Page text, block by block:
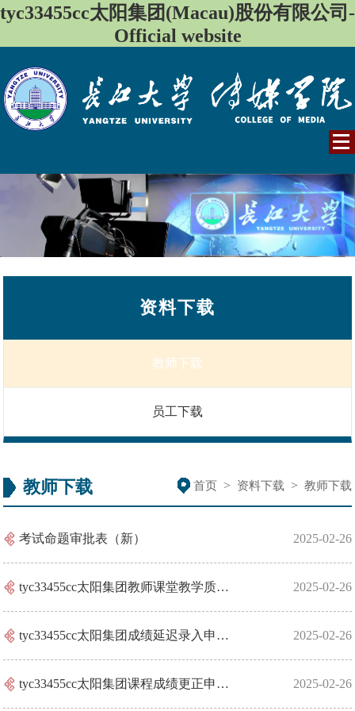
tyc33455cc太阳集团(Macau)股份有限公司-
Official website
资料下载
教师下载
员工下载
教师下载 首页 > 资料下载 > 教师下载
考试命题审批表（新） 2025-02-26
tyc33455cc太阳集团教师课堂教学质量评估表 2025-02-26
tyc33455cc太阳集团成绩延迟录入申请表 2025-02-26
tyc33455cc太阳集团课程成绩更正申请流程及申请表 2025-02-26